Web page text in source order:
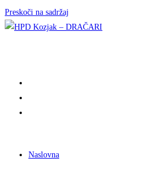
Preskoči na sadržaj
Naslovna